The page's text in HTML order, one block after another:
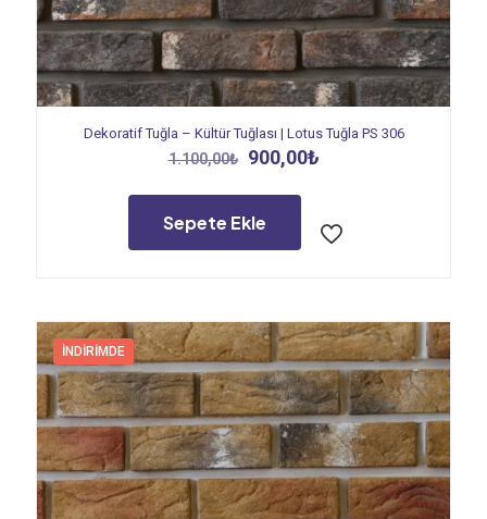
Dekoratif Tuğla – Kültür Tuğlası | Lotus Tuğla PS 306
1.100,00₺
Orijinal
fiyat:
1.100,00₺.
900,00₺Şu
Sepete Ekle
İNDIRIMDE